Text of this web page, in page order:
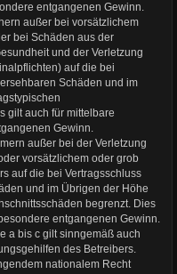
entgangenen Gewinn.
außer bei vorsätzlichem
bei Schäden aus der
und der Verletzung
auf die bei
Schäden und im
gilt auch für mittelbare
Gewinn.
außer bei der Verletzung
vorsätzlichem oder grob
auf die bei Vertragsschluss
und im Übrigen der Höhe
begrenzt. Dies
entgangenen Gewinn.
a bis c gilt sinngemäß auch
des Betreibers.
nationalem Recht